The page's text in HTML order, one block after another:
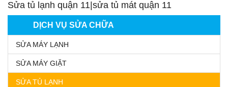
DỊCH VỤ SỬA CHỮA
SỬA MÁY LẠNH
SỬA MÁY GIẶT
SỬA TỦ LẠNH
Sửa tủ lạnh quận 11|sửa tủ mát quận 11